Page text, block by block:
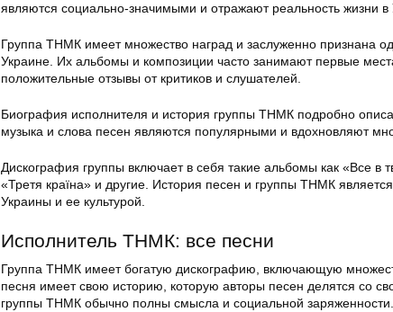
являются социально-значимыми и отражают реальность жизни в
Группа ТНМК имеет множество наград и заслуженно признана
Украине. Их альбомы и композиции часто занимают первые
положительные отзывы от критиков и слушателей.
Биография исполнителя и история группы ТНМК подробно
музыка и слова песен являются популярными и вдохновляют
Дискография группы включает в себя такие альбомы как «Все в
«Третя країна» и другие. История песен и группы ТНМК
Украины и ее культурой.
Исполнитель ТНМК: все песни
Группа ТНМК имеет богатую дискографию, включающую
песня имеет свою историю, которую авторы песен делятся со
группы ТНМК обычно полны смысла и социальной заряженности.